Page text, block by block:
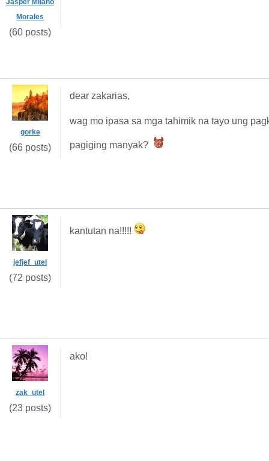
Jasper Milano
Morales
(60 posts)
gorke
(66 posts)
dear zakarias,
wag mo ipasa sa mga tahimik na tayo ung
pagiging manyak?
jefjef_utel
(72 posts)
kantutan na!!!!!
zak_utel
(23 posts)
ako!